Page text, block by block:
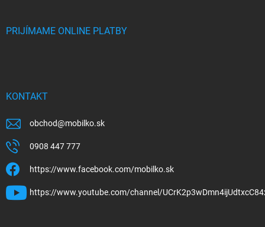
PRIJÍMAME ONLINE PLATBY
KONTAKT
obchod@mobilko.sk
0908 447 777
https://www.facebook.com/mobilko.sk
https://www.youtube.com/channel/